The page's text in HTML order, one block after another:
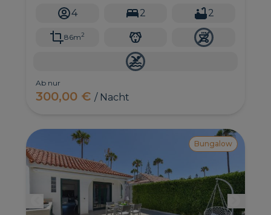
4 2 2
86m2
Ab nur
300,00 €/ Nacht
Bungalow